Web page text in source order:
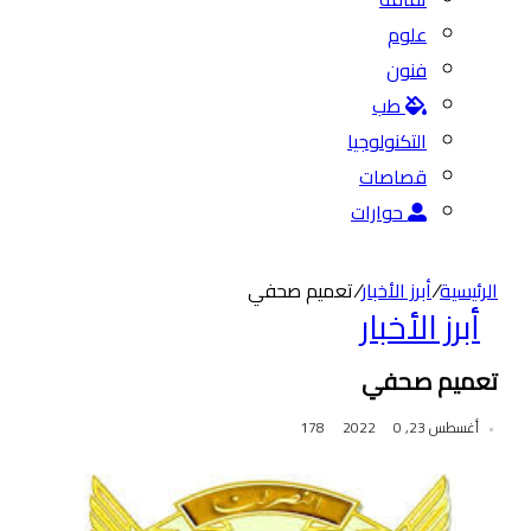
علوم
فنون
طب
التكنولوجيا
قصاصات
حوارات
الرئيسية/أبرز الأخبار/تعميم صحفي
أبرز الأخبار
تعميم صحفي
أغسطس 23, 2022 0